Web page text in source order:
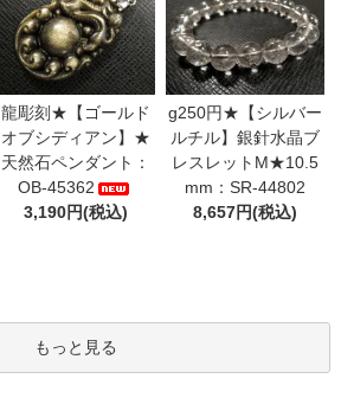
龍彫刻★【ゴールド
オブシディアン】★
天然石ペンダント：
OB-45362
3,190円(税込)
g250円★【シルバー
ルチル】銀針水晶ブ
レスレットM★10.5
mm：SR-44802
8,657円(税込)
もっと見る